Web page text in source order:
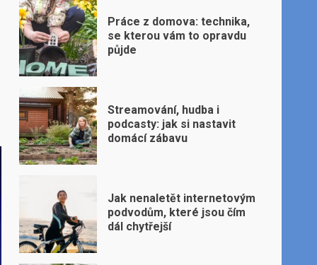
Práce z domova: technika,
se kterou vám to opravdu
půjde
Streamování, hudba i
podcasty: jak si nastavit
domácí zábavu
Jak nenaletět internetovým
podvodům, které jsou čím
dál chytřejší